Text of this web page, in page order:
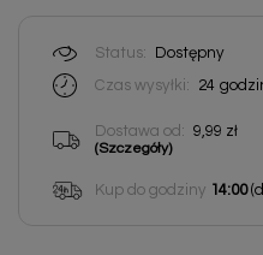
Status:
Dostępny
Czas wysyłki:
24
Dostawa od: 9,99 zł
(Szczegóły)
Kup do godziny 14:00